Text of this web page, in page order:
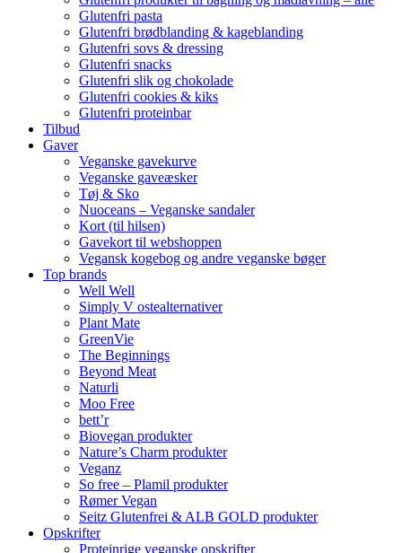
Glutenfri pasta
Glutenfri brødblanding & kageblanding
Glutenfri sovs & dressing
Glutenfri snacks
Glutenfri slik og chokolade
Glutenfri cookies & kiks
Glutenfri proteinbar
Tilbud
Gaver
Veganske gavekurve
Veganske gaveæsker
Tøj & Sko
Nuoceans – Veganske sandaler
Kort (til hilsen)
Gavekort til webshoppen
Vegansk kogebog og andre veganske bøger
Top brands
Well Well
Simply V ostealternativer
Plant Mate
GreenVie
The Beginnings
Beyond Meat
Naturli
Moo Free
bett’r
Biovegan produkter
Nature’s Charm produkter
Veganz
So free – Plamil produkter
Rømer Vegan
Seitz Glutenfrei & ALB GOLD produkter
Opskrifter
Proteinrige veganske opskrifter